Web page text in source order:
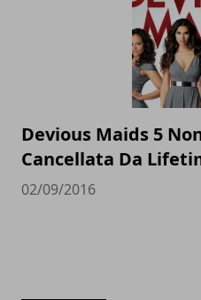
Devious Maids 5
Cancellata Da
02/09/2016